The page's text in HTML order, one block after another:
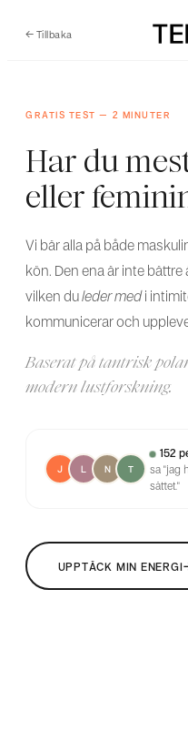
← Tillbaka
GRATIS TEST – 2 MINUTER
Har du
eller
Vi bär alla på både
kön. Den ena är inte
vilken duleder medi
kommunicerar och
Baserat på tantrisk
modern lustforskning.
J L N T
152
sa "jag
sättet."
UPPTÄCK MIN ENERGI